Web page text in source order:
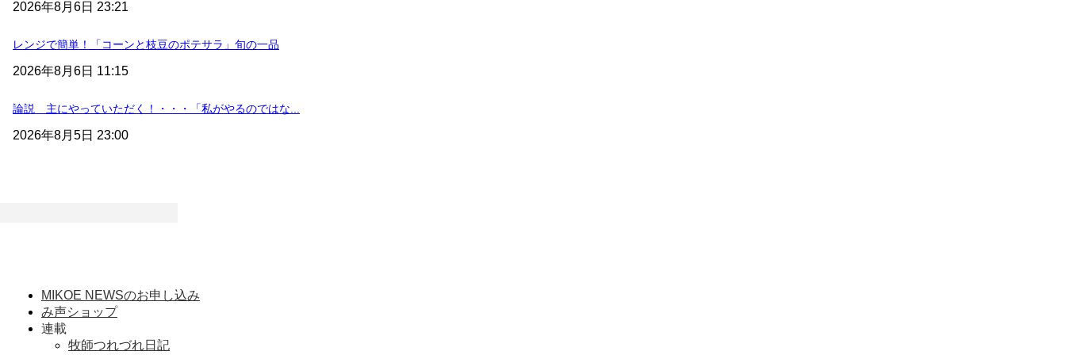
2026年8月6日 23:21
レンジで簡単！「コーンと枝豆のポテサラ」旬の一品
2026年8月6日 11:15
論説 主にやっていただく！・・・「私がやるのではな...
2026年8月5日 23:00
MIKOE NEWSのお申し込み
み声ショップ
連載
牧師つれづれ日記